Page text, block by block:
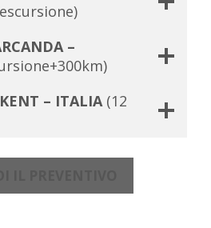
–
– ITALIA (12